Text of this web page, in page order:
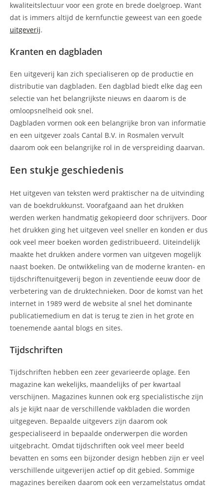
kwaliteitslectuur voor een grote en brede doelgroep. Want
dat is immers altijd de kernfunctie geweest van een goede
uitgeverij.
Kranten en dagbladen
Een uitgeverij kan zich specialiseren op de productie en
distributie van dagbladen. Een dagblad biedt elke dag een
selectie van het belangrijkste nieuws en daarom is de
omloopsnelheid ook snel.
Dagbladen vormen ook een belangrijke bron van informatie
en een uitgever zoals Cantal B.V. in Rosmalen vervult
daarom ook een belangrijke rol in de verspreiding daarvan.
Een stukje geschiedenis
Het uitgeven van teksten werd praktischer na de uitvinding
van de boekdrukkunst. Voorafgaand aan het drukken
werden werken handmatig gekopieerd door schrijvers. Door
het drukken ging het uitgeven veel sneller en konden er dus
ook veel meer boeken worden gedistribueerd. Uiteindelijk
maakte het drukken andere vormen van uitgeven mogelijk
naast boeken. De ontwikkeling van de moderne kranten- en
tijdschriftenuitgeverij begon in zeventiende eeuw door de
verbetering van de druktechnieken. Door de komst van het
internet in 1989 werd de website al snel het dominante
publicatiemedium en dat is terug te zien in het grote en
toenemende aantal blogs en sites.
Tijdschriften
Tijdschriften hebben een zeer gevarieerde oplage. Een
magazine kan wekelijks, maandelijks of per kwartaal
verschijnen. Magazines kunnen ook erg specialistische zijn
als je kijkt naar de verschillende vakbladen die worden
uitgegeven. Bepaalde uitgevers zijn daarom ook
gespecialiseerd in bepaalde onderwerpen die worden
uitgebracht. Omdat tijdschriften ook veel meer beeld
bevatten en soms een bijzonder design hebben zijn er veel
verschillende uitgeverijen actief op dit gebied. Sommige
magazines bereiken daarom ook een verzamelstatus omdat